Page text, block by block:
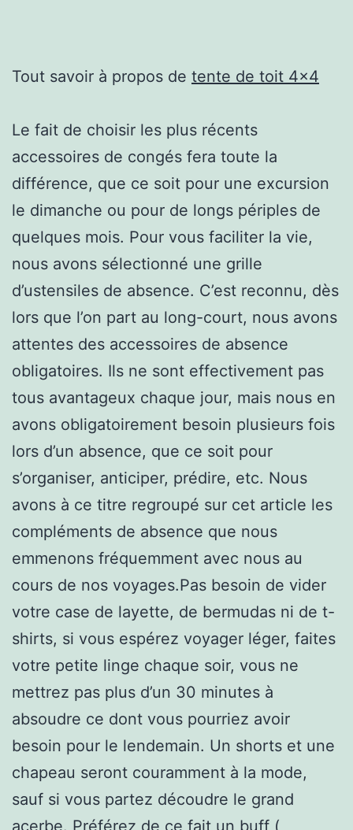
Tout savoir à propos de tente de toit 4×4
Le fait de choisir les plus récents
accessoires de congés fera toute la
différence, que ce soit pour une excursion
le dimanche ou pour de longs périples de
quelques mois. Pour vous faciliter la vie,
nous avons sélectionné une grille
d’ustensiles de absence. C’est reconnu, dès
lors que l’on part au long-court, nous avons
attentes des accessoires de absence
obligatoires. Ils ne sont effectivement pas
tous avantageux chaque jour, mais nous en
avons obligatoirement besoin plusieurs fois
lors d’un absence, que ce soit pour
s’organiser, anticiper, prédire, etc. Nous
avons à ce titre regroupé sur cet article les
compléments de absence que nous
emmenons fréquemment avec nous au
cours de nos voyages.Pas besoin de vider
votre case de layette, de bermudas ni de t-
shirts, si vous espérez voyager léger, faites
votre petite linge chaque soir, vous ne
mettrez pas plus d’un 30 minutes à
absoudre ce dont vous pourriez avoir
besoin pour le lendemain. Un shorts et une
chapeau seront couramment à la mode,
sauf si vous partez découdre le grand
acerbe. Préférez de ce fait un buff (